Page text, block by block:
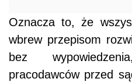
Oznacza to, że
wbrew przepisom
bez
pracodawców przed